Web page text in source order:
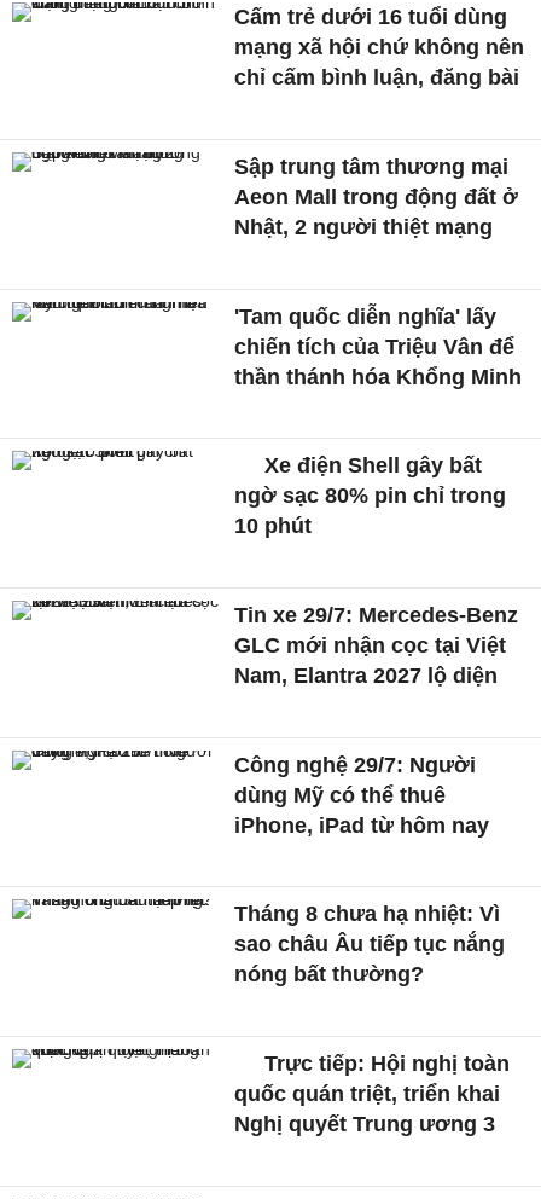
Cấm trẻ dưới 16 tuổi dùng
mạng xã hội chứ không nên
chỉ cấm bình luận, đăng bài
Sập trung tâm thương mại
Aeon Mall trong động đất ở
Nhật, 2 người thiệt mạng
'Tam quốc diễn nghĩa' lấy
chiến tích của Triệu Vân để
thần thánh hóa Khổng Minh
Xe điện Shell gây bất
ngờ sạc 80% pin chỉ trong
10 phút
Tin xe 29/7: Mercedes-Benz
GLC mới nhận cọc tại Việt
Nam, Elantra 2027 lộ diện
Công nghệ 29/7: Người
dùng Mỹ có thể thuê
iPhone, iPad từ hôm nay
Tháng 8 chưa hạ nhiệt: Vì
sao châu Âu tiếp tục nắng
nóng bất thường?
Trực tiếp: Hội nghị toàn
quốc quán triệt, triển khai
Nghị quyết Trung ương 3